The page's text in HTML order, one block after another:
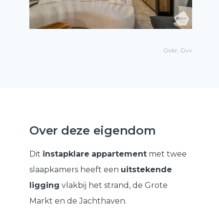
Gvkr, Gvv
Over deze eigendom
Dit instapklare appartement met twee
slaapkamers heeft een uitstekende
ligging vlakbij het strand, de Grote
Markt en de Jachthaven.